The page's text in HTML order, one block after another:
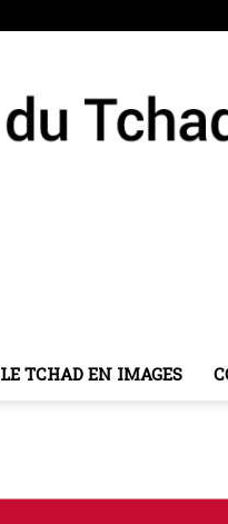
LE TCHAD EN IMAGES